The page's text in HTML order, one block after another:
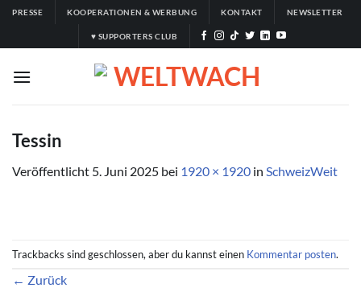
Zum
springen
PRESSE KOOPERATIONEN & WERBUNG KONTAKT NEWSLETTER
♥ SUPPORTERS CLUB
Tessin
Veröffentlicht 5. Juni 2025 bei 1920 × 1920 in SchweizWeit
Trackbacks sind geschlossen, aber du kannst einen Kommentar posten.
← Zurück